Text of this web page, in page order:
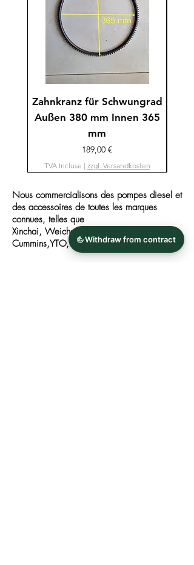
Zahnkranz für Schwungrad
Außen 380 mm Innen 365
mm
Prix
189,00 €
TVA Incluse | zzgl. Versandkosten
Nous commercialisons des pompes diesel et
des accessoires de toutes les marques
connues, telles que
Xinchai, Weichai, Changchai, Perkins,
Cummins,YTO, Deutz, etc.